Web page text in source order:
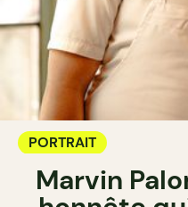
PORTRAIT
Marvin